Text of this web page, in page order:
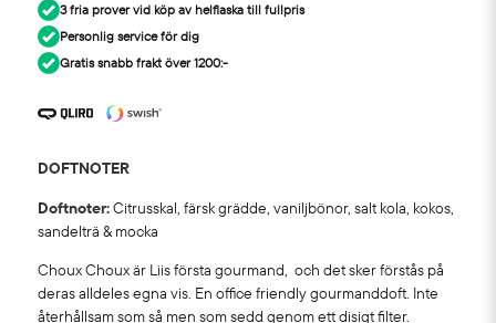
3 fria prover vid köp av helflaska till fullpris
Personlig service för dig
Gratis snabb frakt över 1200:-
DOFTNOTER
Doftnoter:Citrusskal, färsk grädde, vaniljbönor, salt kola, kokos,
sandelträ & mocka
Choux Choux är Liis första gourmand, och det sker förstås på
deras alldeles egna vis. En office friendly gourmanddoft. Inte
återhållsam som så men som sedd genom ett disigt filter.